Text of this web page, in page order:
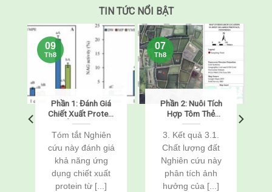
TIN TỨC NỔI BẬT
Phần 1: Đánh Giá
Chiết Xuất Protein
Từ Ấu Trùng Sâu
Bột Vàng
(Tenebrio molitor)
Như Một Chất Bảo
Vệ Chống Đông
Lạnh Cho Tôm Thẻ
Chân Trắng Đông
Tóm tắt Nghiên
cứu này đánh giá
khả năng ứng
dụng chiết xuất
protein từ [...]
09
Th8
Phần 2: Nuôi Tích
Hợp Tôm Thẻ
Chân Trắng
(Penaeus
vannamei) Và Cá
Rô Phi
(Oreochromis
niloticus) Thông
Qua Cải Tạo Đất
3. Kết quả 3.1.
Chất lượng đất
Nghiên cứu này
phân tích ảnh
hưởng của [...]
07
Th8